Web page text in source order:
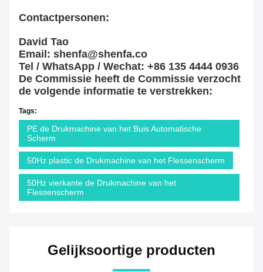
Contactpersonen:
David Tao
Email: shenfa@shenfa.co
Tel / WhatsApp / Wechat: +86 135 4444 0936
De Commissie heeft de Commissie verzocht
de volgende informatie te verstrekken:
Tags:
PE de Drukmachine van het Buis Automatische
Scherm
50Hz plastic de Drukmachine van het Flessenscherm
50Hz vierkante de Drukmachine van het
Flessenscherm
Gelijksoortige producten